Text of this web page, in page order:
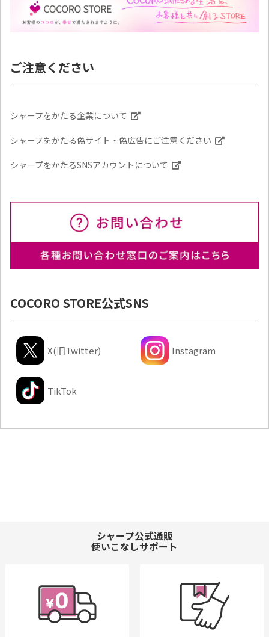
ご注意ください
シャープをかたる企業について
シャープをかたる偽サイト・偽広告にご注意ください
シャープをかたるSNSアカウントについて
COCORO STORE公式SNS
X(旧Twitter) Instagram
TikTok
シャープ公式通販
使いこなしサポート